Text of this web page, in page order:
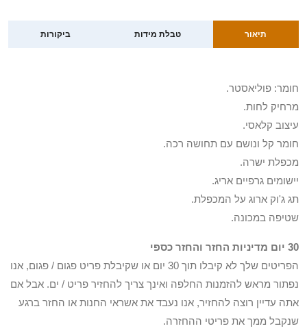
תיאור טבלת מידות ביקורות
חומר: פוליאסטר.
מרחיק לחות.
עיצוב קלאסי.
חומר קל ונושם עם תחושה רכה.
מכפלת ישרה.
יישומים גרפיים אריג.
תג ג'וק ארוג על המכפלת.
שטיפה במכונה.
30 יום מדיניות החזר והחזר כספי
הפריטים שלך לא קיבלו תוך 30 יום או שקיבלת פריט פגום / פגום, אנו
נפתור מראש להזמנות החלפה ואינך צריך להחזיר פריט / ים. אבל אם
אתה עדיין רוצה להחזיר, אנו נעבד את אשראי החנות או החזר ברגע
שנקבל ממך את פריטי ההחזרה.